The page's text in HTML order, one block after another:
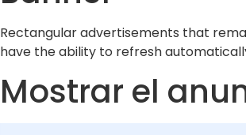
Rectangular advertisements that
have the ability to refresh
Mostrar el